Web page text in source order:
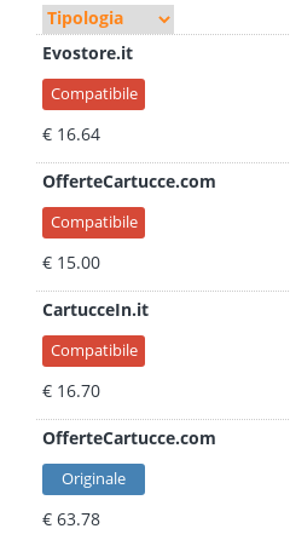
Evostore.it
Compatibile
€ 16.64
OfferteCartucce.com
Compatibile
€ 15.00
CartucceIn.it
Compatibile
€ 16.70
OfferteCartucce.com
Originale
€ 63.78